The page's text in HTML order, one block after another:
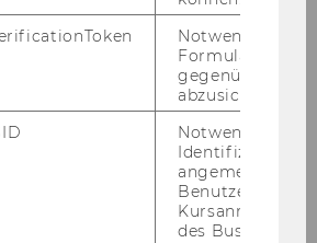
für Kryp­to­
Re­gio­nal Cent­re of Ex­per­ti­
for Sus­tain­able De­ve­lo­p­ment.
Bitcoin’s Life-Cycle-
und ge­ne­rell Proof-​of-Work-
Notwendig, um
gegenüber
abzusichern.
Notwendig zur
Identifizierung
angemeldeten
Benutzers im
des Business